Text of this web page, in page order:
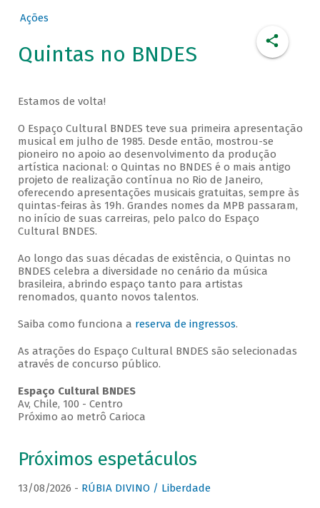
Ações
Quintas no BNDES
Estamos de volta!
O Espaço Cultural BNDES teve sua primeira apresentação
musical em julho de 1985. Desde então, mostrou-se
pioneiro no apoio ao desenvolvimento da produção
artística nacional: o Quintas no BNDES é o mais antigo
projeto de realização contínua no Rio de Janeiro,
oferecendo apresentações musicais gratuitas, sempre às
quintas-feiras às 19h. Grandes nomes da MPB passaram,
no início de suas carreiras, pelo palco do Espaço
Cultural BNDES.
Ao longo das suas décadas de existência, o Quintas no
BNDES celebra a diversidade no cenário da música
brasileira, abrindo espaço tanto para artistas
renomados, quanto novos talentos.
Saiba como funciona a reserva de ingressos.
As atrações do Espaço Cultural BNDES são selecionadas
através de concurso público.
Espaço Cultural BNDES
Av, Chile, 100 - Centro
Próximo ao metrô Carioca
Próximos espetáculos
13/08/2026 - RÚBIA DIVINO / Liberdade